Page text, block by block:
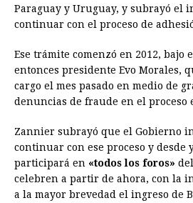
Paraguay y Uruguay, y subrayó el
continuar con el proceso de
Ese trámite comenzó en 2012, bajo
entonces presidente Evo Morales,
cargo el mes pasado en medio de
denuncias de fraude en el proceso
Zannier subrayó que el Gobierno
continuar con ese proceso y desde
participará en «todos los foros»
celebren a partir de ahora, con la
a la mayor brevedad el ingreso de